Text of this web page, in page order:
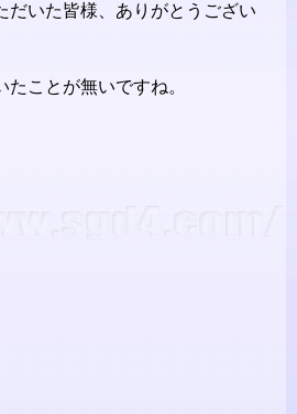
いた皆様、ありがとうござい
ことが無いですね。